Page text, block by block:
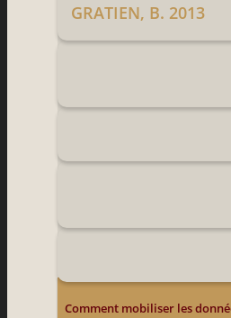
GRATIEN, B. 2013
Comment mobiliser les